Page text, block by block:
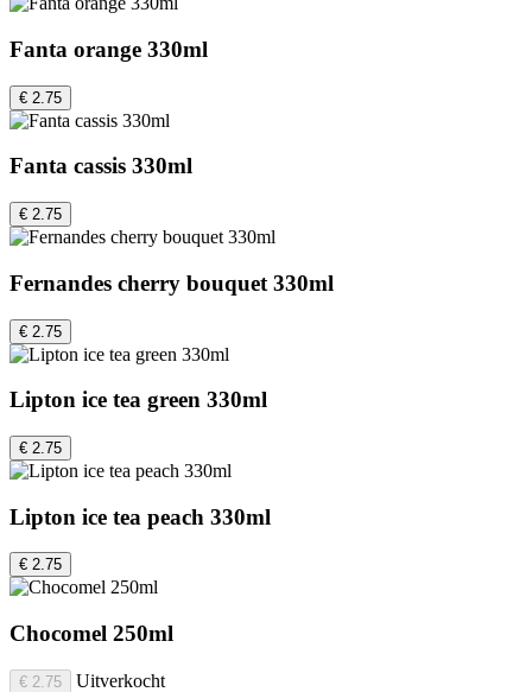
Fanta orange 330ml
€ 2.75
Fanta cassis 330ml
€ 2.75
Fernandes cherry bouquet 330ml
€ 2.75
Lipton ice tea green 330ml
€ 2.75
Lipton ice tea peach 330ml
€ 2.75
Chocomel 250ml
€ 2.75 Uitverkocht